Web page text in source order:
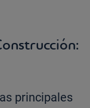
principales